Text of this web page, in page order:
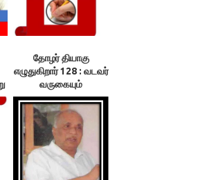
தோழர் தியாகு
எழுதுகிறார் 128 : வடவர்
வருகையும்
தமிழ்நாடும்.3